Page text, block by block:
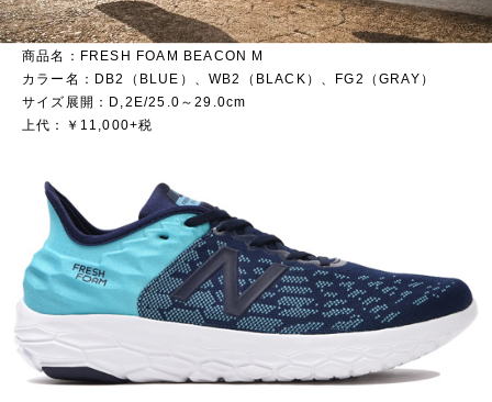
【Men’s】
商品名：FRESH FOAM BEACON M
カラー名：DB2（BLUE）、WB2（BLACK）、FG2（GRAY）
サイズ展開：D,2E/25.0～29.0cm
上代：￥11,000+税